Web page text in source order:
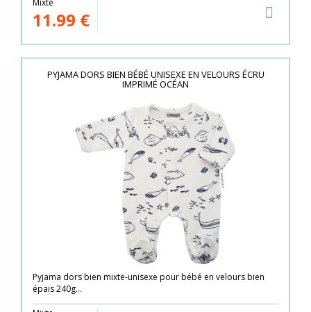
Mixte
11.99 €
PYJAMA DORS BIEN BÉBÉ UNISEXE EN VELOURS ÉCRU
IMPRIMÉ OCÉAN
Pyjama dors bien mixte-unisexe pour bébé en velours bien
épais 240g...